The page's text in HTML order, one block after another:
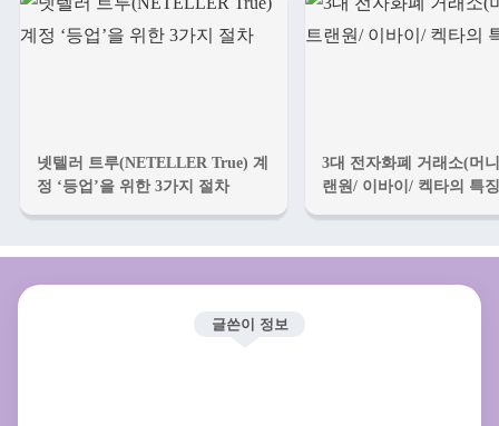
넷텔러 트루(NETELLER True) 계
정 ‘등업’을 위한 3가지 절차
3대 전자화폐 거래소(머
랜원/ 이바이/ 켁타의 특징
글쓴이 정보